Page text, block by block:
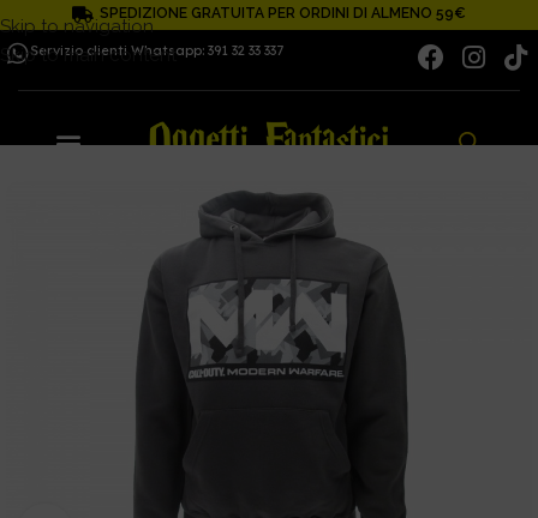
Skip to navigation
Skip to main content
SPEDIZIONE GRATUITA PER ORDINI DI ALMENO 59€
Servizio clienti Whatsapp: 391 32 33 337